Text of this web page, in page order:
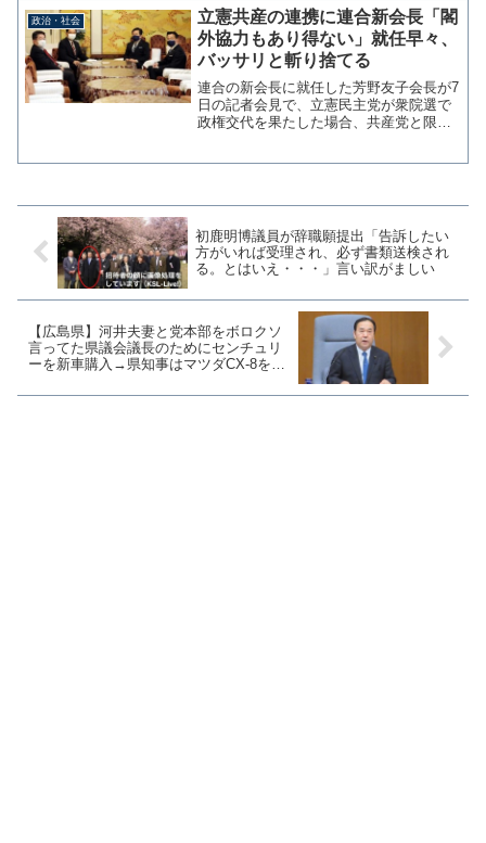
惑をかけるという不毛な繰り返しが続い
ている。この桜を見る会の...
政治・社会
立憲共産の連携に連合新会長「閣
外協力もあり得ない」就任早々、
バッサリと斬り捨てる
連合の新会長に就任した芳野友子会長が7
日の記者会見で、立憲民主党が衆院選で
政権交代を果たした場合、共産党と限定
初鹿明博議員が辞職願提出「告訴したい
方がいれば受理され、必ず書類送検され
る。とはいえ・・・」言い訳がましい
【広島県】河井夫妻と党本部をボロクソ
言ってた県議会議長のためにセンチュリ
ーを新車購入→県知事はマツダCX-8を月